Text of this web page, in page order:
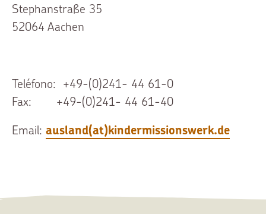
Stephanstraße 35
52064 Aachen
Teléfono: +49-(0)241- 44 61-0
Fax: +49-(0)241- 44 61-40
Email:ausland(at)kindermissionswerk.de